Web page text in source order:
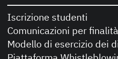
Iscrizione studenti
Comunicazioni per
Modello di esercizio dei